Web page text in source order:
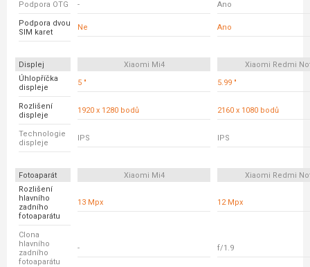
Podpora OTG - Ano
Podpora dvou
SIM karet
Ne Ano
Displej Xiaomi Mi4
Xiaomi Redmi
Úhlopříčka
displeje
5 " 5.99 "
Rozlišení
displeje
1920 x 1280 bodů 2160 x 1080 bodů
Technologie
displeje
IPS IPS
Fotoaparát Xiaomi Mi4
Xiaomi Redmi
Rozlišení
hlavního
zadního
fotoaparátu
13 Mpx 12 Mpx
Clona
hlavního
zadního
fotoaparátu
- f/1.9